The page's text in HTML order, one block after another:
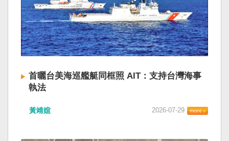
首曬台美海巡艦艇同框照 AIT：支持台灣海事
執法
黃靖媗 2026-07-29